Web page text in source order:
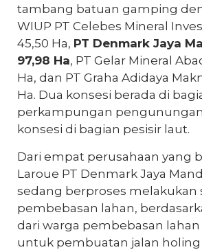
tambang batuan gamping
WIUP PT Celebes Mineral
45,50 Ha, PT Denmark Jaya
97,98 Ha, PT Gelar Mineral
Ha, dan PT Graha Adidaya
Ha. Dua konsesi berada di
perkampungan
konsesi di bagian pesisir laut.
Dari empat perusahaan yang
Laroue PT Denmark Jaya
sedang berproses melakukan
pembebasan lahan,
dari warga pembebasan
untuk pembuatan jalan holing